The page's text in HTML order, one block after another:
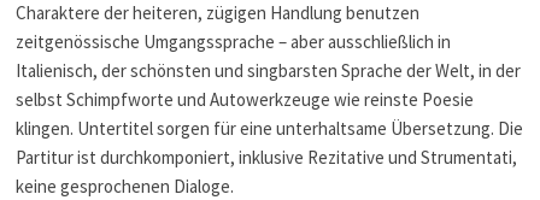
Charaktere der heiteren, zügigen Handlung benutzen
zeitgenössische Umgangssprache – aber ausschließlich in
Italienisch, der schönsten und singbarsten Sprache der Welt, in der
selbst Schimpfworte und Autowerkzeuge wie reinste Poesie
klingen. Untertitel sorgen für eine unterhaltsame Übersetzung. Die
Partitur ist durchkomponiert, inklusive Rezitative und Strumentati,
keine gesprochenen Dialoge.